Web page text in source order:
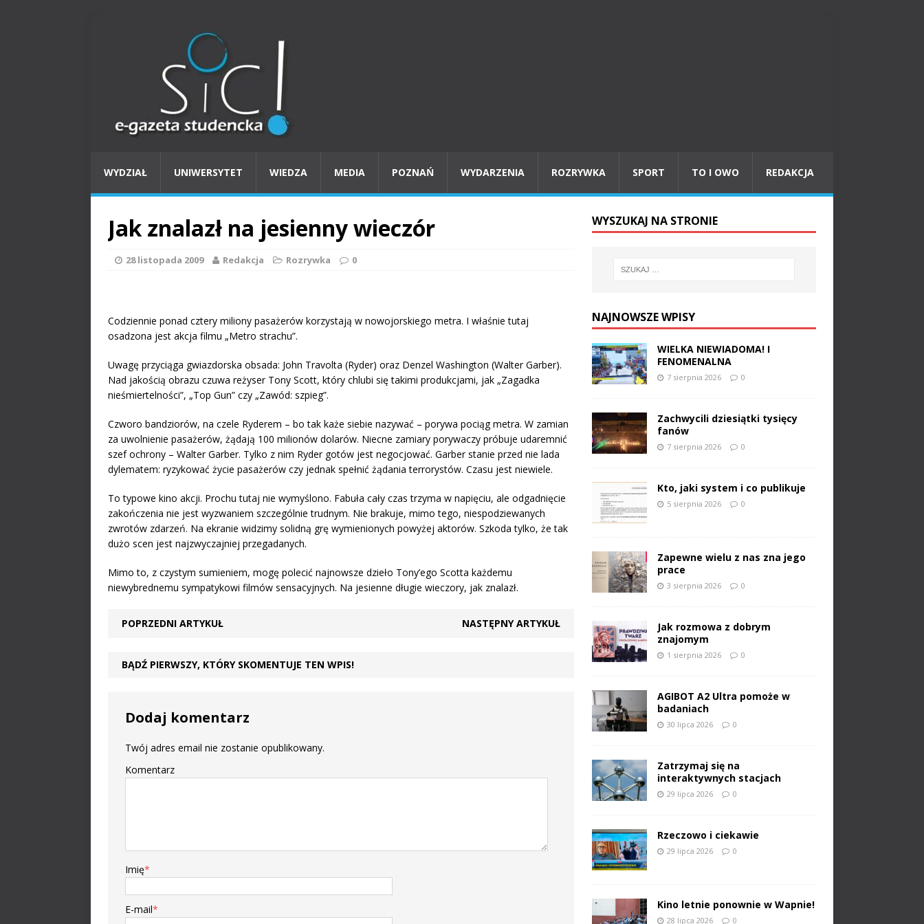
WYDZIAŁ UNIWERSYTET WIEDZA MEDIA POZNAŃ WYDARZENIA ROZRYWKA SPORT TO I OWO REDAKCJA
Jak znalazł na jesienny wieczór
28 listopada 2009 Redakcja Rozrywka 0
Codziennie ponad cztery miliony pasażerów korzystają w nowojorskiego metra. I właśnie tutaj
osadzona jest akcja filmu „Metro strachu”.
Uwagę przyciąga gwiazdorska obsada: John Travolta (Ryder) oraz Denzel Washington (Walter Garber).
Nad jakością obrazu czuwa reżyser Tony Scott, który chlubi się takimi produkcjami, jak „Zagadka
nieśmiertelności”, „Top Gun” czy „Zawód: szpieg”.
Czworo bandziorów, na czele Ryderem – bo tak każe siebie nazywać – porywa pociąg metra. W zamian
za uwolnienie pasażerów, żądają 100 milionów dolarów. Niecne zamiary porywaczy próbuje udaremnić
szef ochrony – Walter Garber. Tylko z nim Ryder gotów jest negocjować. Garber stanie przed nie lada
dylematem: ryzykować życie pasażerów czy jednak spełnić żądania terrorystów. Czasu jest niewiele.
To typowe kino akcji. Prochu tutaj nie wymyślono. Fabuła cały czas trzyma w napięciu, ale odgadnięcie
zakończenia nie jest wyzwaniem szczególnie trudnym. Nie brakuje, mimo tego, niespodziewanych
zwrotów zdarzeń. Na ekranie widzimy solidną grę wymienionych powyżej aktorów. Szkoda tylko, że tak
dużo scen jest najzwyczajniej przegadanych.
Mimo to, z czystym sumieniem, mogę polecić najnowsze dzieło Tony’ego Scotta każdemu
niewybrednemu sympatykowi filmów sensacyjnych. Na jesienne długie wieczory, jak znalazł.
POPRZEDNI ARTYKUŁ NASTĘPNY ARTYKUŁ
BĄDŹ PIERWSZY, KTÓRY SKOMENTUJE TEN WPIS!
Dodaj komentarz
Twój adres email nie zostanie opublikowany.
Komentarz
Imię*
E-mail*
WYSZUKAJ NA STRONIE
NAJNOWSZE WPISY
WIELKA NIEWIADOMA! I
FENOMENALNA
7 sierpnia 2026 0
Zachwycili dziesiątki tysięcy
fanów
7 sierpnia 2026 0
Kto, jaki system i co publikuje
5 sierpnia 2026 0
Zapewne wielu z nas zna jego
prace
3 sierpnia 2026 0
Jak rozmowa z dobrym
znajomym
1 sierpnia 2026 0
AGIBOT A2 Ultra pomoże w
badaniach
30 lipca 2026 0
Zatrzymaj się na
interaktywnych stacjach
29 lipca 2026 0
Rzeczowo i ciekawie
29 lipca 2026 0
Kino letnie ponownie w Wapnie!
28 lipca 2026 0